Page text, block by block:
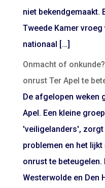
niet bekendgemaakt.
Tweede Kamer
nationaal […]
Onmacht of
onrust Ter Apel te
De afgelopen weken
Apel. Een kleine
'veiligelanders',
problemen en het
onrust te beteugelen.
Westerwolde en Den